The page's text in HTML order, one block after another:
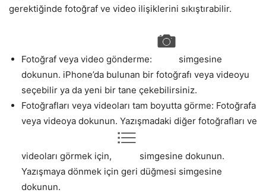
gerektiğinde fotoğraf ve video ilişiklerini sıkıştırabilir.
Fotoğraf veya video gönderme:
simgesine
dokunun. iPhone’da bulunan bir fotoğrafı veya videoyu
seçebilir ya da yeni bir tane çekebilirsiniz.
Fotoğrafları veya videoları tam boyutta görme: Fotoğrafa
veya videoya dokunun. Yazışmadaki diğer fotoğrafları ve
videoları görmek için,
simgesine dokunun.
Yazışmaya dönmek için geri düğmesi simgesine
dokunun.